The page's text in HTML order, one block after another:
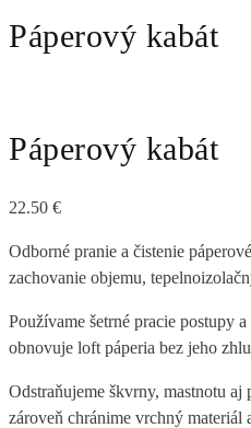
Páperový kabát
Páperový kabát
22.50 €
Odborné pranie a čistenie
zachovanie objemu,
Používame šetrné pracie postupy
obnovuje loft páperia bez jeho
Odstraňujeme škvrny, mastnotu aj
zároveň chránime vrchný materiál